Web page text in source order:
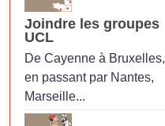
Joindre les groupes
UCL
De Cayenne à Bruxelles,
en passant par Nantes,
Marseille...